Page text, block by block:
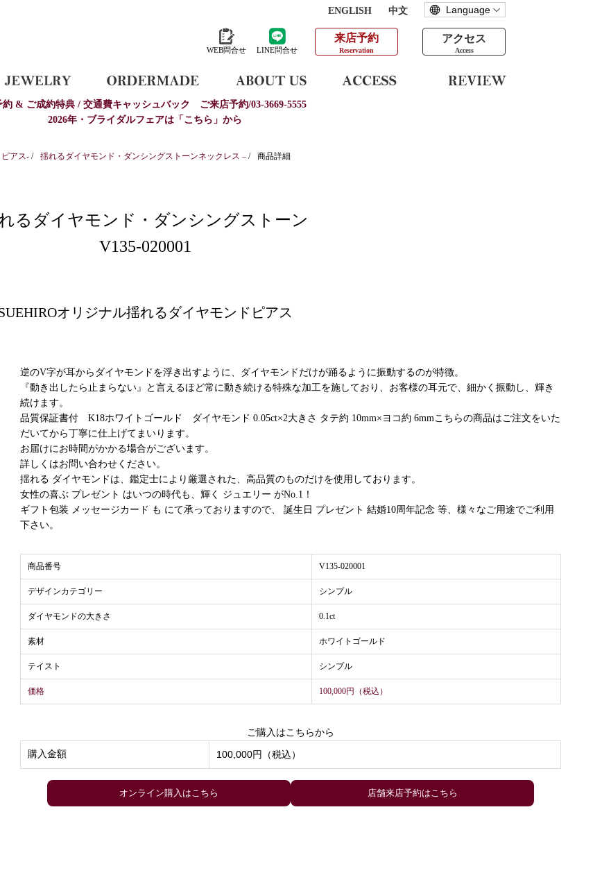
ENGLISH 中文
WEB問合せ LINE問合せ
来店予約
Reservation
アクセス
Access
約 & ご成約特典 / 交通費キャッシュバック
ご来店予約/03-3669-5555
2026年・ブライダルフェアは「こちら」から
アス- / 揺れるダイヤモンド・ダンシングストーンネックレス – / 商品詳細
るダイヤモンド・ダンシングストーン
V135-020001
オリジナル揺れるダイヤモンドピアス
逆のV字が耳からダイヤモンドを浮き出すように、ダイヤモンドだけが踊るように振動するのが特徴。
『動き出したら止まらない』と言えるほど常に動き続ける特殊な加工を施しており、お客様の耳元で、細かく振動し、輝き
続けます。
品質保証書付 K18ホワイトゴールド ダイヤモンド 0.05ct×2大きさ タテ約 10mm×ヨコ約 6mmこちらの商品はご注文をいた
だいてから丁寧に仕上げてまいります。
お届けにお時間がかかる場合がございます。
詳しくはお問い合わせください。
揺れる ダイヤモンドは、鑑定士により厳選された、高品質のものだけを使用しております。
女性の喜ぶ プレゼント はいつの時代も、輝く ジュエリー がNo.1！
ギフト包装 メッセージカード も にて承っておりますので、 誕生日 プレゼント 結婚10周年記念 等、様々なご用途でご利用
下さい。
商品番号 V135-020001
デザインカテゴリー シンプル
ダイヤモンドの大きさ 0.1ct
素材 ホワイトゴールド
テイスト シンプル
価格 100,000円（税込）
ご購入はこちらから
購入金額 100,000円（税込）
店舗来店予約はこちら